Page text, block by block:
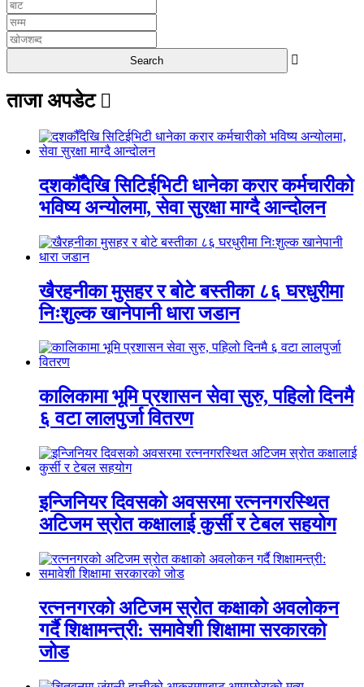
ताजा अपडेट
दशकौँदेखि सिटिईभिटी धानेका करार कर्मचारीको
भविष्य अन्योलमा, सेवा सुरक्षा माग्दै आन्दोलन
खैरहनीका मुसहर र बोटे बस्तीका ८६ घरधुरीमा
निःशुल्क खानेपानी धारा जडान
कालिकामा भूमि प्रशासन सेवा सुरु, पहिलो दिनमै
६ वटा लालपुर्जा वितरण
इन्जिनियर दिवसको अवसरमा रत्ननगरस्थित
अटिजम स्रोत कक्षालाई कुर्सी र टेबल सहयोग
रत्ननगरको अटिजम स्रोत कक्षाको अवलोकन
गर्दै शिक्षामन्त्री: समावेशी शिक्षामा सरकारको
जोड